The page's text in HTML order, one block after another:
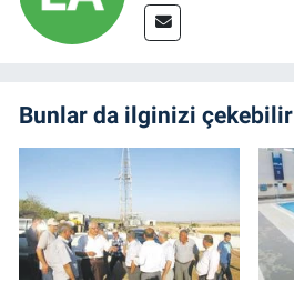
Bunlar da ilginizi çekebilir